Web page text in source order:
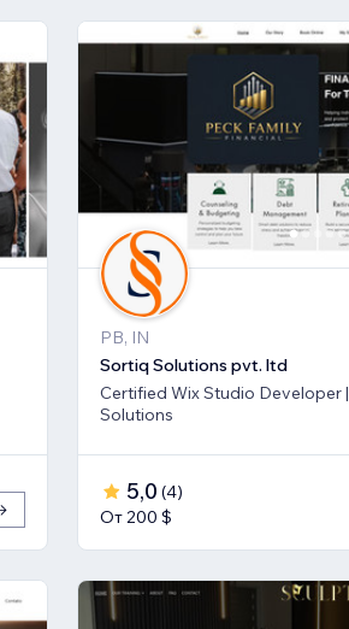
PB, IN
Sortiq Solutions pvt. ltd
Certified Wix Studio Developer | SEO & Custom
Solutions
5,0 (4)
От 200 $